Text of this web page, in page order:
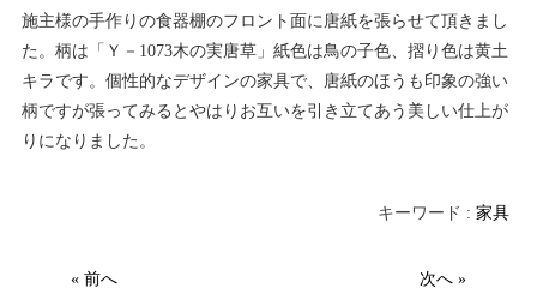
施主様の手作りの食器棚のフロント面に唐紙を張らせて頂きまし
た。 柄は「Ｙ－ 1073木の実唐草」紙色は鳥の子色、摺り色は黄土
キラです。 個性的なデザインの家具で、唐紙のほうも印象の強い
柄ですが張ってみると やはりお互いを引き立てあう美しい仕上が
りになりました。
キーワード :家具
« 前へ 次へ »